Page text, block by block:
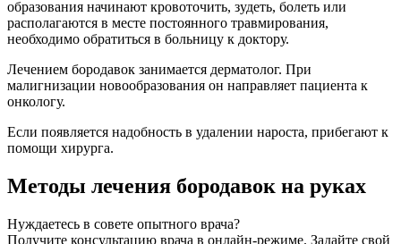
образования начинают кровоточить, зудеть, болеть или
располагаются в месте постоянного травмирования,
необходимо обратиться в больницу к доктору.
Лечением бородавок занимается дерматолог. При
малигнизации новообразования он направляет пациента к
онкологу.
Если появляется надобность в удалении нароста, прибегают к
помощи хирурга.
Методы лечения бородавок на руках
Нуждаетесь в совете опытного врача?
Получите консультацию врача в онлайн-режиме. Задайте свой